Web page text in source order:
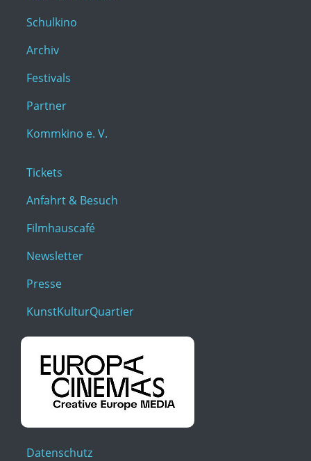
Schulkino
Archiv
Festivals
Partner
Kommkino e. V.
Tickets
Anfahrt & Besuch
Filmhauscafé
Newsletter
Presse
KunstKulturQuartier
Datenschutz